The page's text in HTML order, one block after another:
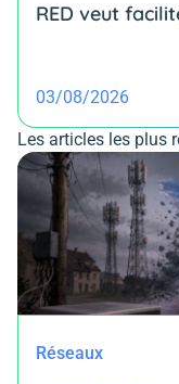
RED veut
03/08/2026
Les articles les plus
Réseaux